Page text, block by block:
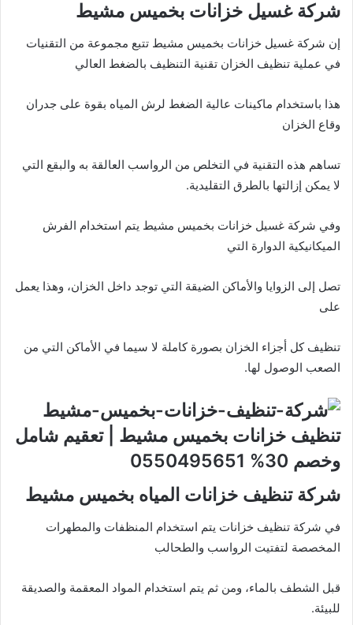
شركة غسيل خزانات بخميس مشيط
إن شركة غسيل خزانات بخميس مشيط تتبع مجموعة من التقنيات
في عملية تنظيف الخزان تقنية التنظيف بالضغط العالي
هذا باستخدام ماكينات عالية الضغط لرش المياه بقوة على جدران
وقاع الخزان
تساهم هذه التقنية في التخلص من الرواسب العالقة به والبقع التي
لا يمكن إزالتها بالطرق التقليدية.
وفي شركة غسيل خزانات بخميس مشيط يتم استخدام الفرش
الميكانيكية الدوارة التي
تصل إلى الزوايا والأماكن الضيقة التي توجد داخل الخزان، وهذا يعمل
على
تنظيف كل أجزاء الخزان بصورة كاملة لا سيما في الأماكن التي من
الصعب الوصول لها.
شركة تنظيف خزانات المياه بخميس مشيط
في شركة تنظيف خزانات يتم استخدام المنظفات والمطهرات
المخصصة لتفتيت الرواسب والطحالب
قبل الشطف بالماء، ومن ثم يتم استخدام المواد المعقمة والصديقة
للبيئة.